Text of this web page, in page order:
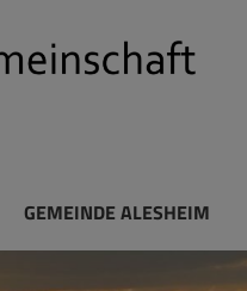
GEMEINDE ALESHEIM